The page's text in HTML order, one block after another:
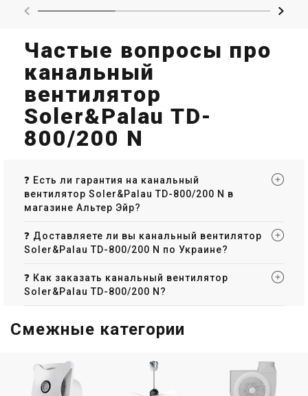
Частые вопросы про
канальный
вентилятор
Soler&Palau TD-
800/200 N
❓ Есть ли гарантия на канальный
вентилятор Soler&Palau TD-800/200 N в
магазине Альтер Эйр?
❓ Доставляете ли вы канальный вентилятор
Soler&Palau TD-800/200 N по Украине?
❓ Как заказать канальный вентилятор
Soler&Palau TD-800/200 N?
Смежные категории